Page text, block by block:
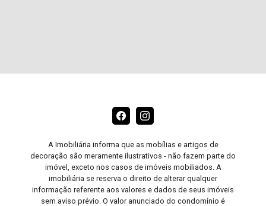
A Imobiliária informa que as mobílias e artigos de
decoração são meramente ilustrativos - não fazem parte do
imóvel, exceto nos casos de imóveis mobiliados. A
imobiliária se reserva o direito de alterar qualquer
informação referente aos valores e dados de seus imóveis
sem aviso prévio. O valor anunciado do condomínio é